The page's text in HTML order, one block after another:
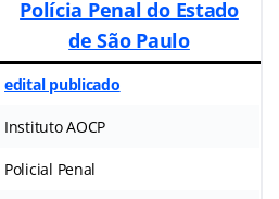
Polícia Penal do Estado
de São Paulo
edital publicado
Instituto AOCP
Policial Penal